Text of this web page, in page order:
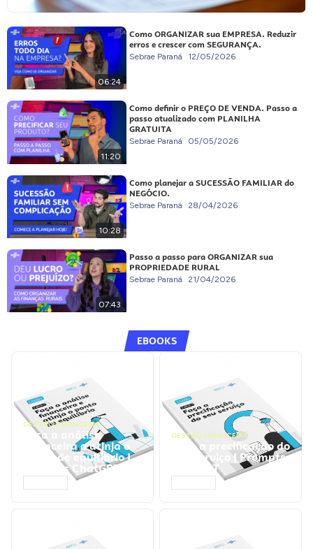
06:24
Como ORGANIZAR sua EMPRESA. Reduzir
erros e crescer com SEGURANÇA.
Sebrae Paraná 12/05/2026
11:20
Como definir o PREÇO DE VENDA. Passo a
passo atualizado com PLANILHA
GRATUITA
Sebrae Paraná 05/05/2026
10:28
Como planejar a SUCESSÃO FAMILIAR do
NEGÓCIO.
Sebrae Paraná 28/04/2026
07:43
Passo a passo para ORGANIZAR sua
PROPRIEDADE RURAL
Sebrae Paraná 21/04/2026
EBOOKS
GESTÃO FINANCEIRA
Faça a análise
financeira e atinja o
ponto de equilíbrio |
Prompts ChatGPT
GESTÃO FINANCEIRA
Faça a precificação do
seu serviço | Prompts
ChatGPT